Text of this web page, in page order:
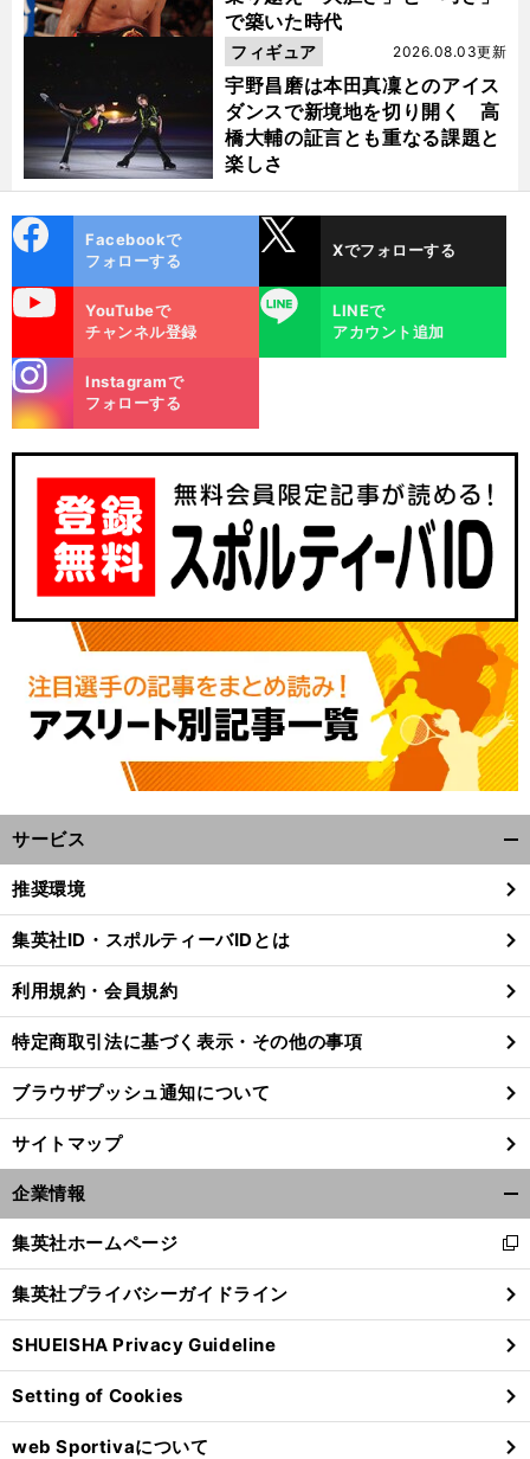
、
。
全
で築いた時代
宇野昌磨は本田真凜とのアイス
ダンスで新境地を切り開く 高
橋大輔の証言とも重なる課題と
楽しさ
2026.08.03更新
フィギュア
ok
Facebookで
フォローする
Xでフォローする
YouTubeで
チャンネル登録
LINE
LINEで
アカウント追加
m
Instagramで
フォローする
サービス
閉
る
推奨環境
集英社ID・スポルティーバIDとは
利用規約・会員規約
特定商取引法に基づく表示・その他の事項
ブラウザプッシュ通知について
サイトマップ
企業情報
閉
る
集英社ホームページ
新
し
い
ウ
ィ
ン
ド
ウ
で
集英社プライバシーガイドライン
SHUEISHA Privacy Guideline
Setting of Cookies
web Sportivaについて